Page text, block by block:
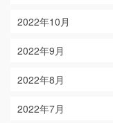
2022年10月
2022年9月
2022年8月
2022年7月